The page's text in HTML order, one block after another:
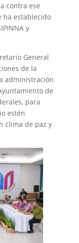
contra ese
ha establecido
y
General
de la
administración
de
para
estén
clima de paz y